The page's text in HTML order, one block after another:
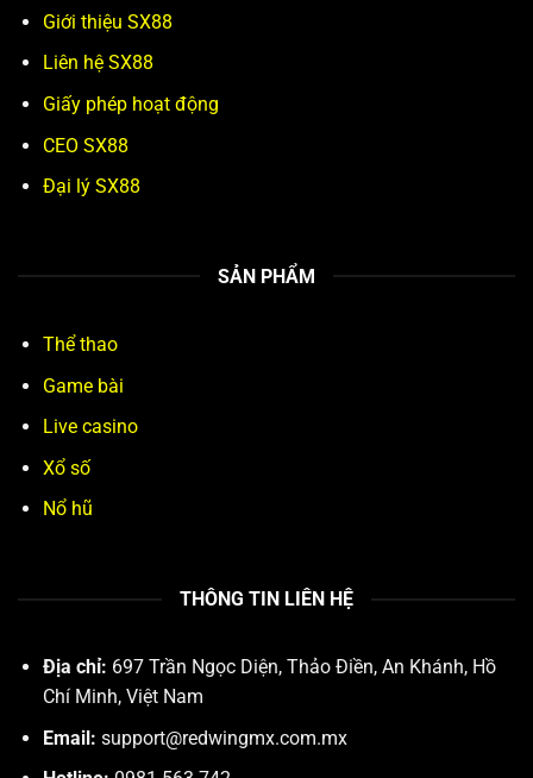
Giới thiệu SX88
Liên hệ SX88
Giấy phép hoạt động
CEO SX88
Đại lý SX88
SẢN PHẨM
Thể thao
Game bài
Live casino
Xổ số
Nổ hũ
THÔNG TIN LIÊN HỆ
Địa chỉ: 697 Trần Ngọc Diện, Thảo Điền, An Khánh, Hồ
Chí Minh, Việt Nam
Email: support@redwingmx.com.mx